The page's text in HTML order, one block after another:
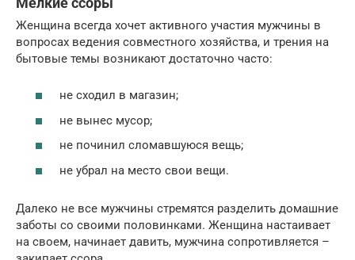
Женщина всегда хочет активного участия мужчины в
вопросах ведения совместного хозяйства, и трения на
бытовые темы возникают достаточно часто:
не сходил в магазин;
не вынес мусор;
не починил сломавшуюся вещь;
не убрал на место свои вещи.
Далеко не все мужчины стремятся разделить домашние
заботы со своими половинками. Женщина настаивает
на своем, начинает давить, мужчина сопротивляется –